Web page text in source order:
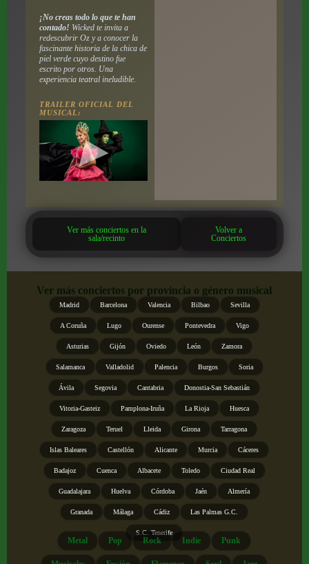
¡No creas todo lo que te han
contado! Wicked te invita a
redescubrir Oz y a conocer la
fascinante historia de la chica de
piel verde cuyo destino fue
escrito por otros. Una
experiencia teatral ineludible.
TRAILER OFICIAL DEL
MUSICAL:
Ver más conciertos en la
sala/recinto
Volver a
Conciertos
Ver más conciertos por provincia o género musical
Madrid Barcelona Valencia Bilbao Sevilla
A Coruña Lugo Ourense Pontevedra Vigo
Asturias Gijón Oviedo León Zamora
Salamanca Valladolid Palencia Burgos Soria
Ávila Segovia Cantabria Donostia-San Sebastián
Vitoria-Gasteiz Pamplona-Iruña La Rioja Huesca
Zaragoza Teruel Lleida Girona Tarragona
Islas Baleares Castellón Alicante Murcia Cáceres
Badajoz Cuenca Albacete Toledo Ciudad Real
Guadalajara Huelva Córdoba Jaén Almería
Granada Málaga Cádiz Las Palmas G.C.
S.C. Tenerife
Metal Pop Rock Indie Punk